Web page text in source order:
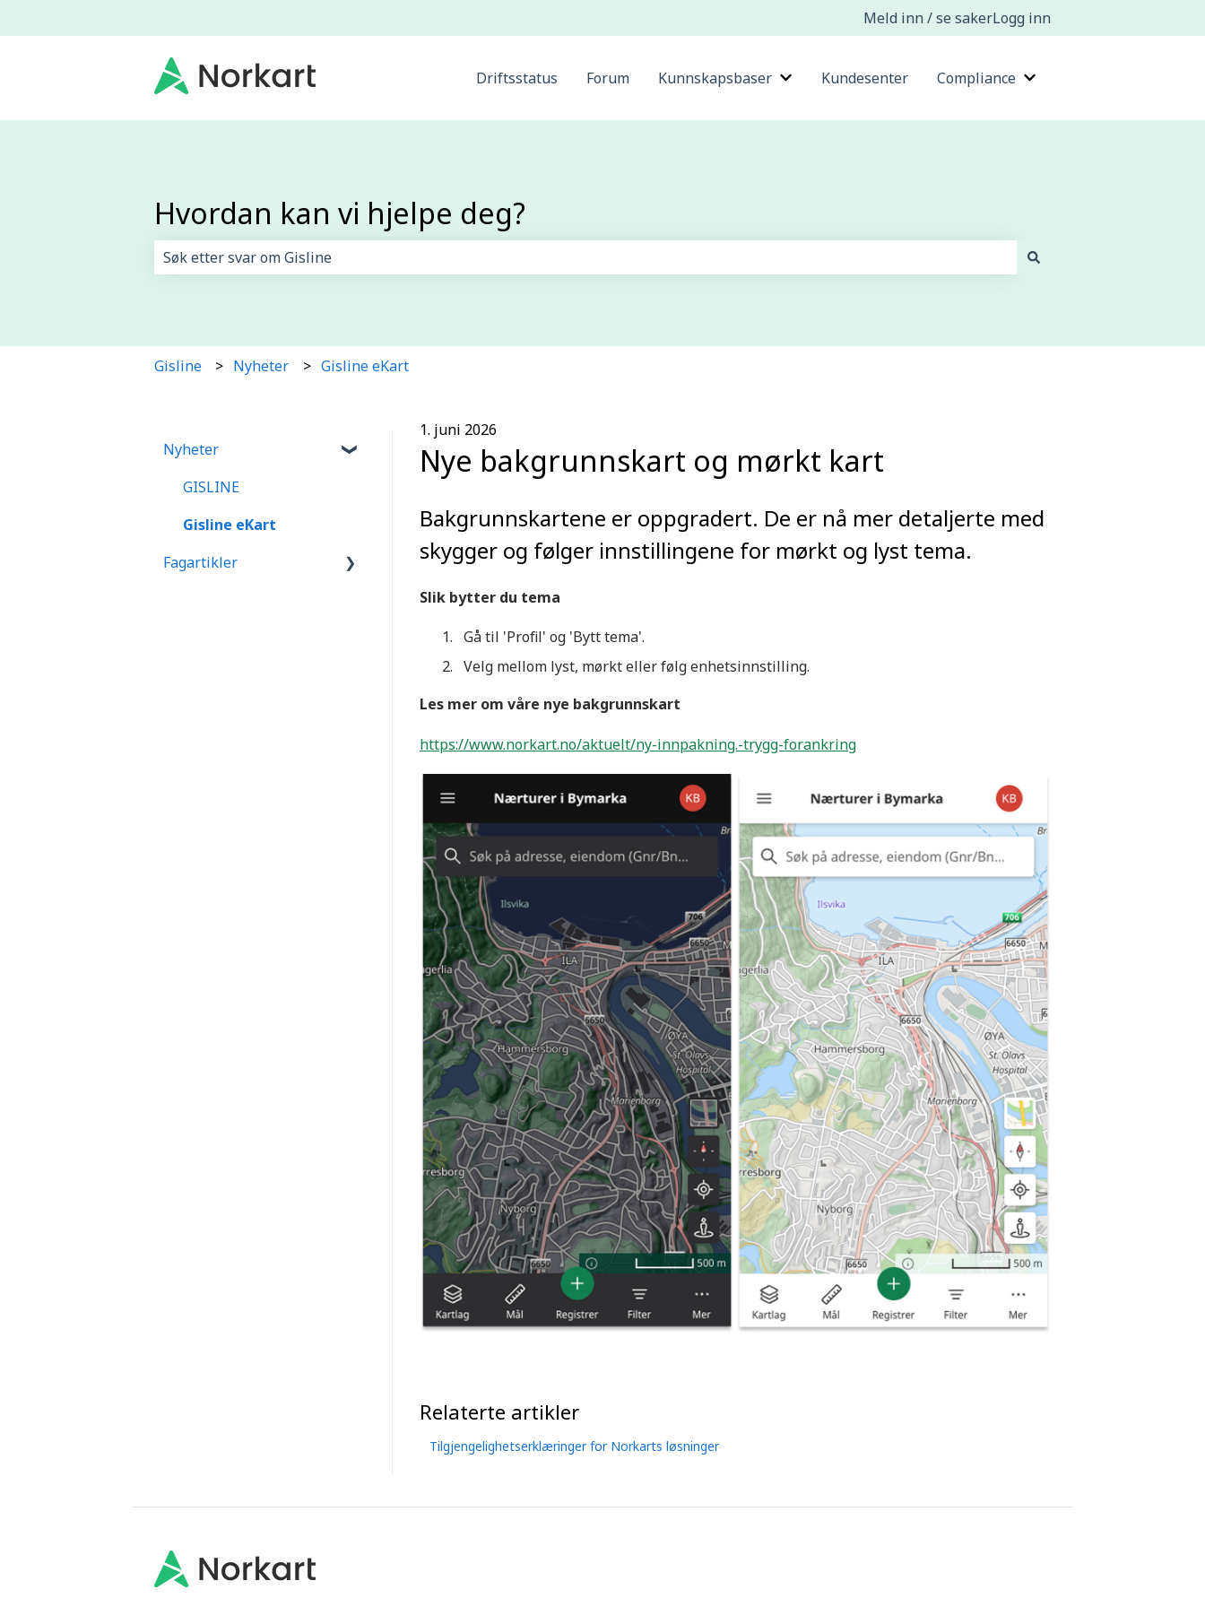
Meld inn / se sakerLogg inn
Driftsstatus Forum Kunnskapsbaser Vis undermeny for Kunnskapsbaser
Kundesenter Compliance Vis undermeny for
Hvordan kan vi hjelpe deg?
Gisline Nyheter Gisline eKart
1. juni 2026
Nye bakgrunnskart og mørkt kart
Bakgrunnskartene er oppgradert. De er nå mer detaljerte med
skygger og følger innstillingene for mørkt og lyst tema.
Slik bytter du tema
Gå til 'Profil' og 'Bytt tema'.
Velg mellom lyst, mørkt eller følg enhetsinnstilling.
Les mer om våre nye bakgrunnskart
https://www.norkart.no/aktuelt/ny-innpakning.-trygg-forankring
Relaterte artikler
Tilgjengelighetserklæringer for Norkarts løsninger
Nyheter
GISLINE
Gisline eKart
Fagartikler